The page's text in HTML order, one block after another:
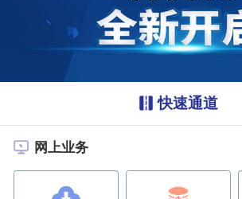
快速通道
网上业务